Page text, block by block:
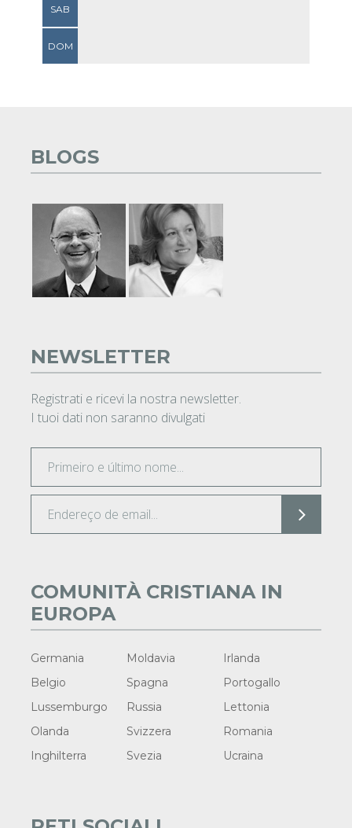
SAB
DOM
BLOGS
NEWSLETTER
Registrati e ricevi la nostra newsletter.
I tuoi dati non saranno divulgati
COMUNITÀ CRISTIANA IN
EUROPA
Germania Moldavia
Irlanda
Belgio
Spagna
Portogallo
Lussemburgo
Russia
Lettonia
Olanda
Svizzera
Romania
Inghilterra
Svezia Ucraina